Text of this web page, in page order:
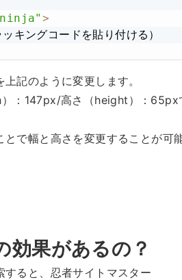
>
記のように変更します。
：147px/高さ（height）：65px
とで幅と高さを変更することが可
効果があるの？
すると、忍者サイトマスター